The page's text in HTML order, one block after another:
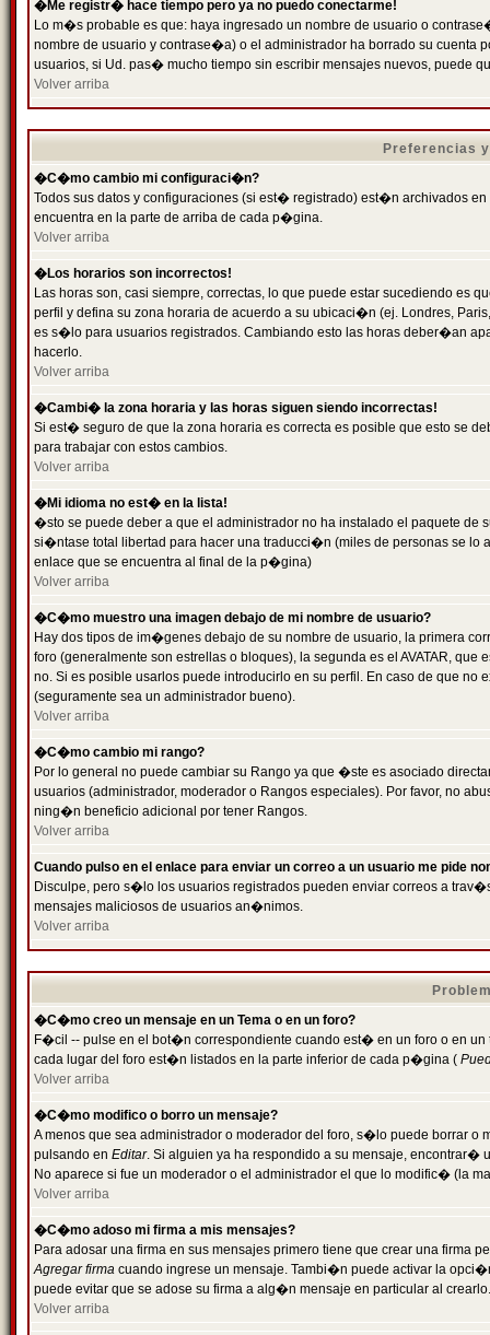
�Me registr� hace tiempo pero ya no puedo conectarme!
Lo m�s probable es que: haya ingresado un nombre de usuario o
nombre de usuario y contrase�a) o el administrador ha borrado su
usuarios, si Ud. pas� mucho tiempo sin escribir mensajes nuevos, puede
Volver arriba
Preferencias
�C�mo cambio mi configuraci�n?
Todos sus datos y configuraciones (si est� registrado) est�n archivados
encuentra en la parte de arriba de cada p�gina.
Volver arriba
�Los horarios son incorrectos!
Las horas son, casi siempre, correctas, lo que puede estar sucediendo es
perfil y defina su zona horaria de acuerdo a su ubicaci�n (ej. Londres,
es s�lo para usuarios registrados. Cambiando esto las horas deber�an
hacerlo.
Volver arriba
�Cambi� la zona horaria y las horas siguen siendo incorrectas!
Si est� seguro de que la zona horaria es correcta es posible que esto se
para trabajar con estos cambios.
Volver arriba
�Mi idioma no est� en la lista!
�sto se puede deber a que el administrador no ha instalado el paquete
si�ntase total libertad para hacer una traducci�n (miles de personas se
enlace que se encuentra al final de la p�gina)
Volver arriba
�C�mo muestro una imagen debajo de mi nombre de usuario?
Hay dos tipos de im�genes debajo de su nombre de usuario, la primera
foro (generalmente son estrellas o bloques), la segunda es el AVATAR,
no. Si es posible usarlos puede introducirlo en su perfil. En caso de que
(seguramente sea un administrador bueno).
Volver arriba
�C�mo cambio mi rango?
Por lo general no puede cambiar su Rango ya que �ste es asociado
usuarios (administrador, moderador o Rangos especiales). Por favor, no
ning�n beneficio adicional por tener Rangos.
Volver arriba
Cuando pulso en el enlace para enviar un correo a un usuario me pide
Disculpe, pero s�lo los usuarios registrados pueden enviar correos a
mensajes maliciosos de usuarios an�nimos.
Volver arriba
�C�mo creo un mensaje en un Tema o en un foro?
F�cil -- pulse en el bot�n correspondiente cuando est� en un foro o en
cada lugar del foro est�n listados en la parte inferior de cada p�gina (
Volver arriba
�C�mo modifico o borro un mensaje?
A menos que sea administrador o moderador del foro, s�lo puede borrar o
pulsando en Editar. Si alguien ya ha respondido a su mensaje, encontrar�
No aparece si fue un moderador o el administrador el que lo modific� (la
Volver arriba
�C�mo adoso mi firma a mis mensajes?
Para adosar una firma en sus mensajes primero tiene que crear una firma
Agregar firma cuando ingrese un mensaje. Tambi�n puede activar la
puede evitar que se adose su firma a alg�n mensaje en particular al crearlo.
Volver arriba